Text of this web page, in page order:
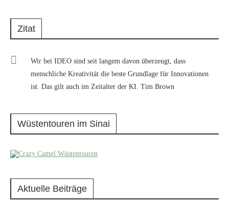
Zitat
Wir bei IDEO sind seit langem davon überzeugt, dass
menschliche Kreativität die beste Grundlage für Innovationen
ist. Das gilt auch im Zeitalter der KI. Tim Brown
Wüstentouren im Sinai
Aktuelle Beiträge